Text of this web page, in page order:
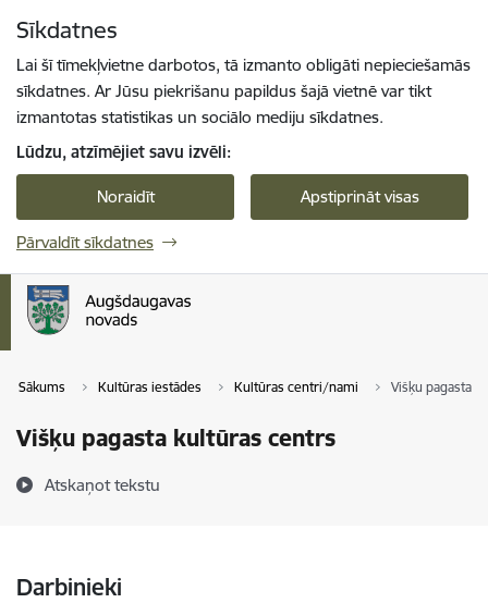
Sīkdatnes
Lai šī tīmekļvietne darbotos, tā izmanto obligāti nepieciešamās
sīkdatnes. Ar Jūsu piekrišanu papildus šajā vietnē var tikt
izmantotas statistikas un sociālo mediju sīkdatnes.
Lūdzu, atzīmējiet savu izvēli:
Noraidīt Apstiprināt visas
Pārvaldīt sīkdatnes
Sākums Kultūras iestādes Kultūras centri/nami Višķu pagasta
Višķu pagasta kultūras centrs
Atskaņot tekstu
Darbinieki